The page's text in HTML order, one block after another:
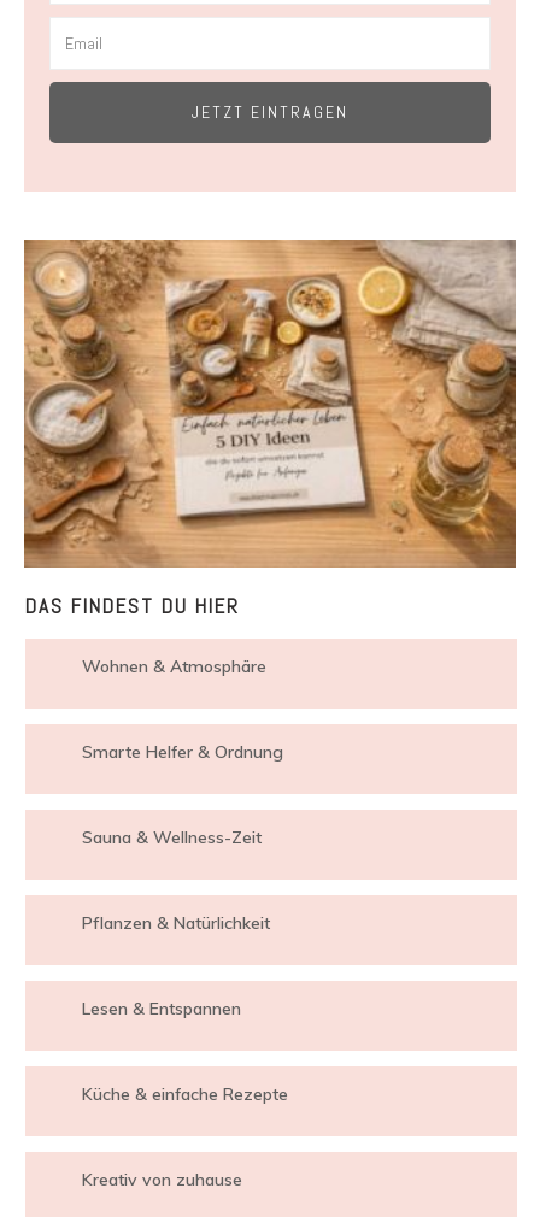
JETZT EINTRAGEN
DAS FINDEST DU HIER
Wohnen & Atmosphäre
Smarte Helfer & Ordnung
Sauna & Wellness-Zeit
Pflanzen & Natürlichkeit
Lesen & Entspannen
Küche & einfache Rezepte
Kreativ von zuhause